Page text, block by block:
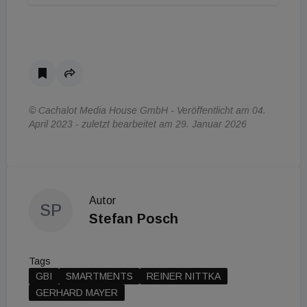
© Cachalot Media House GmbH - Veröffentlicht am 04.
April 2023 - zuletzt bearbeitet am 29. Januar 2026
SP
Autor
Stefan Posch
Tags
GBI
SMARTMENTS
REINER NITTKA
GERHARD MAYER